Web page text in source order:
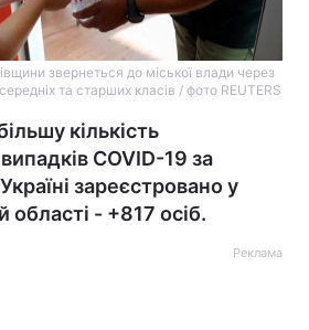
звернеться до міської влади через
та старших класів / фото REUTERS
кількість
COVID-19 за
зареєстровано у
області - +817 осіб.
Реклама